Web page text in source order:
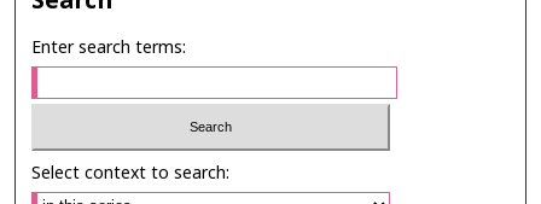
Enter search terms:
Select context to search: